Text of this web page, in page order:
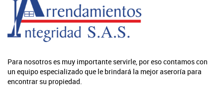
Para nosotros es muy importante servirle, por eso contamos con
un equipo especializado que le brindará la mejor aseroría para
encontrar su propiedad.